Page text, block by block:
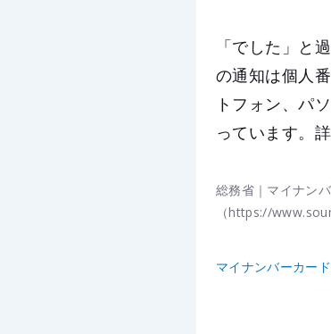
「でした」と
の通知は個人
トフォン、パ
っています。
総務省｜マイナン
（https://
マイナンバーカー